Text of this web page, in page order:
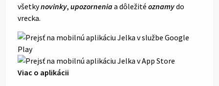
všetkynovinky, upozorneniaa dôležité oznamydo
vrecka.
Viac o aplikácii